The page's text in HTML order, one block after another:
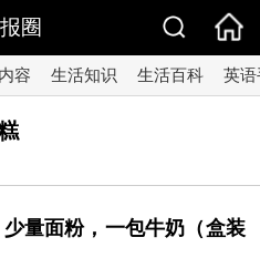
圈
容 生活知识 生活百科 英
量面粉，一包牛奶（盒装